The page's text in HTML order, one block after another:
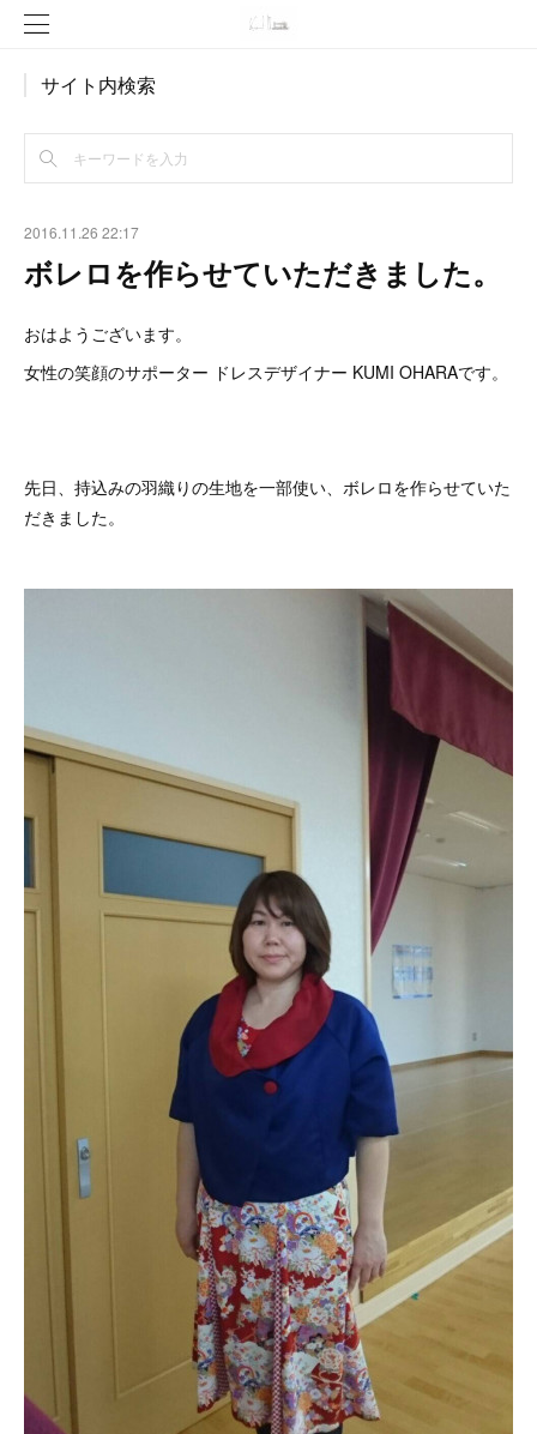
サイト内検索
2016.11.26 22:17
ボレロを作らせていただきました。
おはようございます。
女性の笑顔のサポーター ドレスデザイナー KUMI OHARAです。
先日、持込みの羽織りの生地を一部使い、ボレロを作らせていた
だきました。